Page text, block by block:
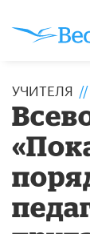
УЧИТЕЛЯ //